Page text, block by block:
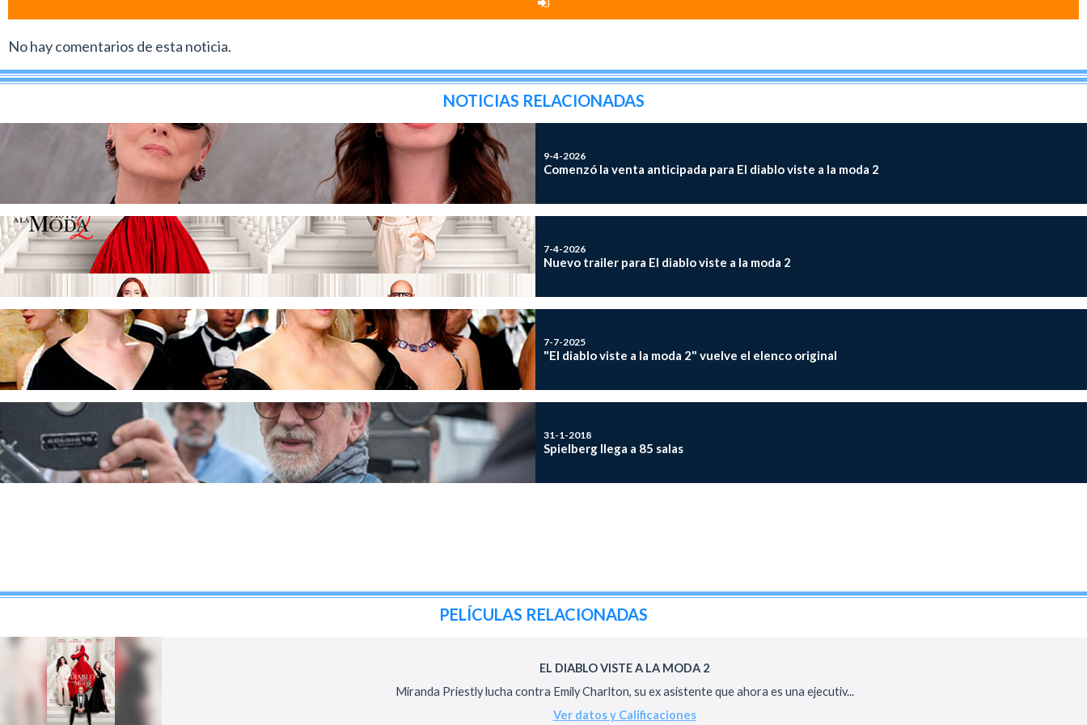
No hay comentarios de esta noticia.
NOTICIAS RELACIONADAS
9-4-2026
Comenzó la venta anticipada para El diablo viste a la moda 2
7-4-2026
Nuevo trailer para El diablo viste a la moda 2
7-7-2025
"El diablo viste a la moda 2" vuelve el elenco original
31-1-2018
Spielberg llega a 85 salas
PELÍCULAS RELACIONADAS
EL DIABLO VISTE A LA MODA 2
Miranda Priestly lucha contra Emily Charlton, su ex asistente que ahora es una ejecutiv...
Ver datos y Calificaciones